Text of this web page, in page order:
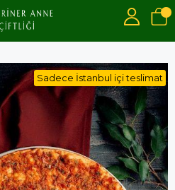
Sadece İstanbul içi teslimat